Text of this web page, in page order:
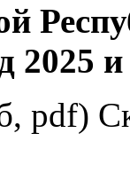
2025
pdf)